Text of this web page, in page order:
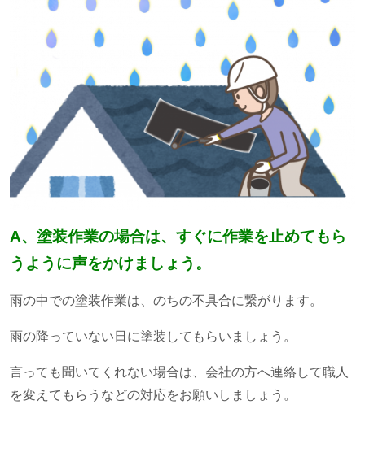
A、塗装作業の場合は、すぐに作業を止めてもら
うように声をかけましょう。
雨の中での塗装作業は、のちの不具合に繋がります。
雨の降っていない日に塗装してもらいましょう。
言っても聞いてくれない場合は、会社の方へ連絡して職人
を変えてもらうなどの対応をお願いしましょう。